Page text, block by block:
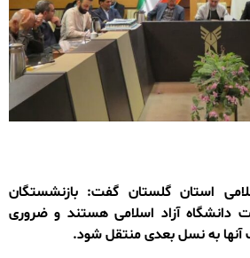
استان گلستان گفت: بازنشستگان
دانشگاه آزاد اسلامی هستند و ضروری
آنها به نسل بعدی منتقل شود.